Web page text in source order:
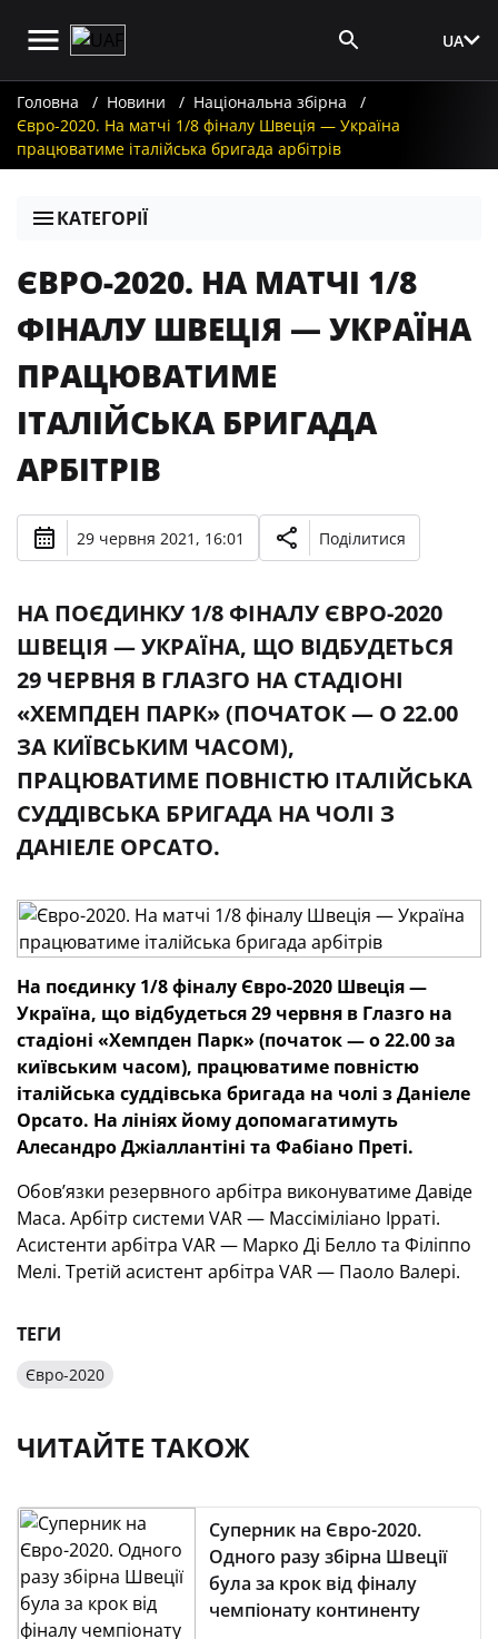
UA
Головна Новини
Національна збірна
Євро-2020. На матчі 1/8 фіналу Швеція — Україна
працюватиме італійська бригада арбітрів
КАТЕГОРІЇ
ЄВРО-2020. НА МАТЧІ 1/8
ФІНАЛУ ШВЕЦІЯ — УКРАЇНА
ПРАЦЮВАТИМЕ
ІТАЛІЙСЬКА БРИГАДА
АРБІТРІВ
29 червня 2021, 16:01 Поділитися
НА ПОЄДИНКУ 1/8 ФІНАЛУ ЄВРО-2020
ШВЕЦІЯ — УКРАЇНА, ЩО ВІДБУДЕТЬСЯ
29 ЧЕРВНЯ В ГЛАЗГО НА СТАДІОНІ
«ХЕМПДЕН ПАРК» (ПОЧАТОК — О 22.00
ЗА КИЇВСЬКИМ ЧАСОМ),
ПРАЦЮВАТИМЕ ПОВНІСТЮ ІТАЛІЙСЬКА
СУДДІВСЬКА БРИГАДА НА ЧОЛІ З
ДАНІЕЛЕ ОРСАТО.
На поєдинку 1/8 фіналу Євро-2020 Швеція —
Україна, що відбудеться 29 червня в Глазго на
стадіоні «Хемпден Парк» (початок — о 22.00 за
київським часом), працюватиме повністю
італійська суддівська бригада на чолі з Даніеле
Орсато. На лініях йому допомагатимуть
Алесандро Джіаллантіні та Фабіано Преті.
Обов’язки резервного арбітра виконуватиме Давіде
Маса. Арбітр системи VAR — Массіміліано Ірраті.
Асистенти арбітра VAR — Марко Ді Белло та Філіппо
Мелі. Третій асистент арбітра VAR — Паоло Валері.
ТЕГИ
Євро-2020
ЧИТАЙТЕ ТАКОЖ
Суперник на Євро-2020.
Одного разу збірна Швеції
була за крок від фіналу
чемпіонату континенту